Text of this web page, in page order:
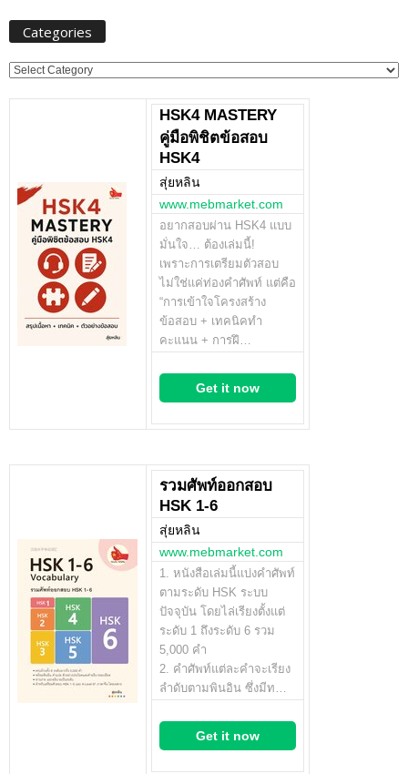
Categories
Categories
HSK4 MASTERY
คู่มือพิชิตข้อสอบ
HSK4
สุ่ยหลิน
www.mebmarket.com
อยากสอบผ่าน HSK4 แบบ
มั่นใจ… ต้องเล่มนี้!
เพราะการเตรียมตัวสอบ
ไม่ใช่แค่ท่องคำศัพท์ แต่คือ
“การเข้าใจโครงสร้าง
ข้อสอบ + เทคนิคทำ
คะแนน + การฝึ…
Get it now
รวมศัพท์ออกสอบ
HSK 1-6
สุ่ยหลิน
www.mebmarket.com
1. หนังสือเล่มนี้แบ่งคำศัพท์
ตามระดับ HSK ระบบ
ปัจจุบัน โดยไล่เรียงตั้งแต่
ระดับ 1 ถึงระดับ 6 รวม
5,000 คำ
2. คำศัพท์แต่ละคำจะเรียง
ลำดับตามพินอิน ซึ่งมีท…
Get it now